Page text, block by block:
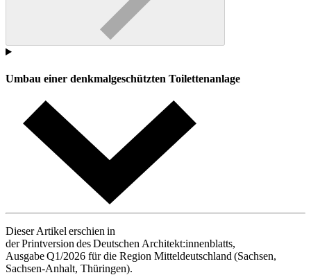
Umbau einer denkmalgeschützten Toilettenanlage
Dieser Artikel erschien in
der Printversion des Deutschen Architekt:innenblatts,
Ausgabe Q1/2026 für die Region Mitteldeutschland (Sachsen,
Sachsen-Anhalt, Thüringen).